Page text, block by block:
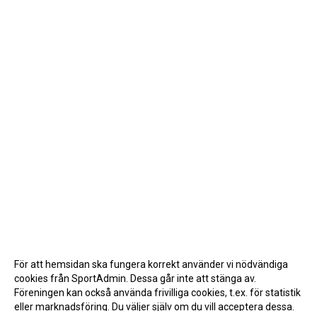
För att hemsidan ska fungera korrekt använder vi nödvändiga
cookies från SportAdmin. Dessa går inte att stänga av.
Föreningen kan också använda frivilliga cookies, t.ex. för statistik
eller marknadsföring. Du väljer själv om du vill acceptera dessa.